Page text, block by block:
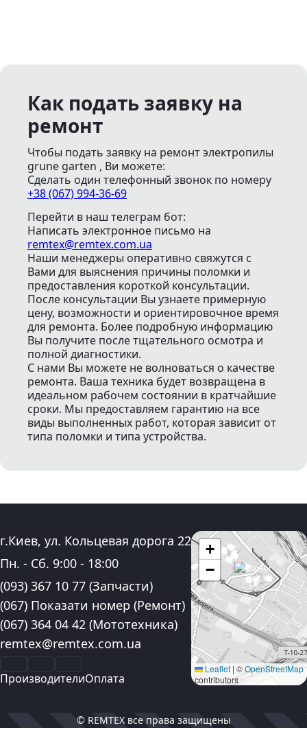
Как подать заявку на
ремонт
Чтобы подать заявку на ремонт электропилы
grune garten , Ви можете:
Сделать один телефонный звонок по номеру
+38 (067) 994-36-69
Перейти в наш телеграм бот:
Написать электронное письмо на
remtex@remtex.com.ua
Наши менеджеры оперативно свяжутся с
Вами для выяснения причины поломки и
предоставления короткой консультации.
После консультации Вы узнаете примерную
цену, возможности и ориентировочное время
для ремонта. Более подробную информацию
Вы получите после тщательного осмотра и
полной диагностики.
С нами Вы можете не волноваться о качестве
ремонта. Ваша техника будет возвращена в
идеальном рабочем состоянии в кратчайшие
сроки. Мы предоставляем гарантию на все
виды выполненных работ, которая зависит от
типа поломки и типа устройства.
Адрес:
г.Киев, ул. Кольцевая дорога 22
График работы:
Пн. - Сб. 9:00 - 18:00
Контактные номера телефона:
(093) 367 10 77 (Запчасти)
(067) Показати номер (Ремонт)
(067) 364 04 42 (Мототехника)
Электронная почта:
remtex@remtex.com.ua
ПроизводителиОплата
+
−
Leaflet | ©OpenStreetMap
contributors
© REMTEX все права защищены